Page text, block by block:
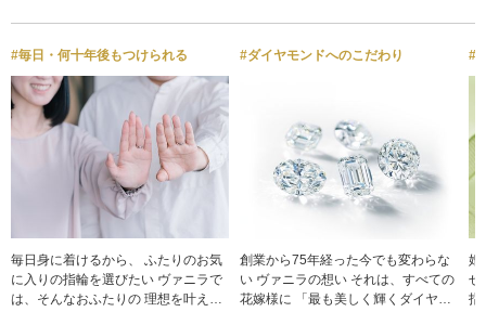
#毎日・何十年後もつけられる
毎日身に着けるから、 ふたりのお気
に入りの指輪を選びたい ヴァニラで
は、そんなおふたりの 理想を叶える
#ダイヤモンドへのこだわり
創業から75年経った今でも変わらな
い ヴァニラの想い それは、すべての
花嫁様に 「最も美しく輝くダイヤモ
#
婚
せ 結婚指輪と婚約指輪の重ね付けを
指